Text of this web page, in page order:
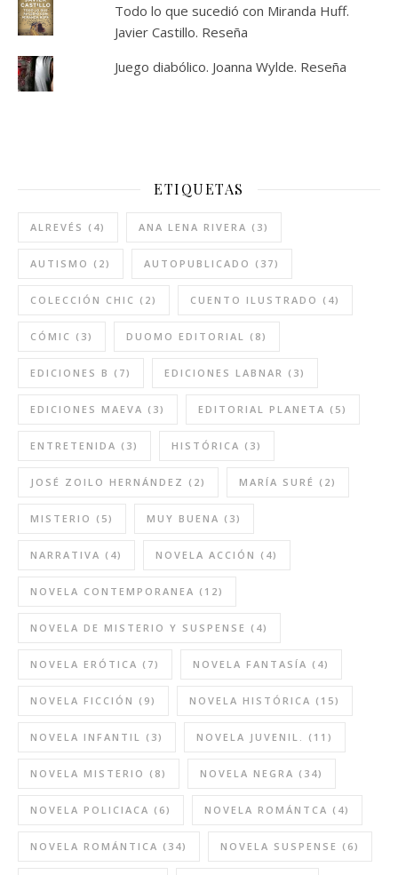
Todo lo que sucedió con Miranda Huff.
Javier Castillo. Reseña
Juego diabólico. Joanna Wylde. Reseña
ETIQUETAS
ALREVÉS (4) ANA LENA RIVERA (3)
AUTISMO (2) AUTOPUBLICADO (37)
COLECCIÓN CHIC (2) CUENTO ILUSTRADO (4)
CÓMIC (3) DUOMO EDITORIAL (8)
EDICIONES B (7) EDICIONES LABNAR (3)
EDICIONES MAEVA (3) EDITORIAL PLANETA (5)
ENTRETENIDA (3) HISTÓRICA (3)
JOSÉ ZOILO HERNÁNDEZ (2) MARÍA SURÉ (2)
MISTERIO (5) MUY BUENA (3)
NARRATIVA (4) NOVELA ACCIÓN (4)
NOVELA CONTEMPORANEA (12)
NOVELA DE MISTERIO Y SUSPENSE (4)
NOVELA ERÓTICA (7) NOVELA FANTASÍA (4)
NOVELA FICCIÓN (9) NOVELA HISTÓRICA (15)
NOVELA INFANTIL (3) NOVELA JUVENIL. (11)
NOVELA MISTERIO (8) NOVELA NEGRA (34)
NOVELA POLICIACA (6) NOVELA ROMÁNTCA (4)
NOVELA ROMÁNTICA (34) NOVELA SUSPENSE (6)